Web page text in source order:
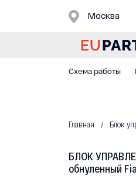
Москва
Схема работы
Главная Блок
БЛОК
обнуленный